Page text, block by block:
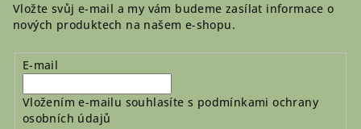
Vložte svůj e-mail a my vám budeme zasílat informace o
nových produktech na našem e-shopu.
E-mail
Vložením e-mailu souhlasíte s podmínkami ochrany
osobních údajů